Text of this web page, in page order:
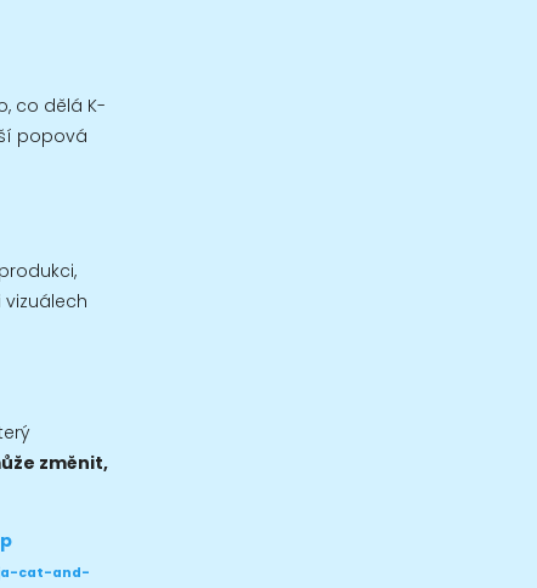
co dělá K-
popová
vizuálech
změnit,
cat-and-